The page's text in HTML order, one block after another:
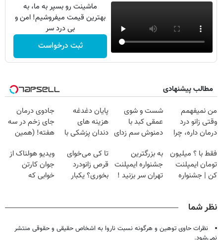
ماشینت رو بسپر به ما، به
بهترین قیمت میفروشیم! امن و
بی درد سر
ثبت درخواست
مطالب پیشنهادی
من نمیفهمم
وقتی زانو درد
درمان داره، چرا
تحمل میکنی؟❗
شست و شوی
عمقی کبد با
دمنوش سم زدای
پایان دغدغه
هزینه های
دندان پزشکی با
خانگی
جادوی درمان
جای زخم در سه
هفته! (همین
صحبت کنید)
فقط با ؟ میلیون
تومان ایمپلنت
کن | جشنواره
به بزرگترین
جشنواره ایمپلنت
تهران سر بزنید !
تا کی می‌خوای
قرص زانودرد
بخوری؟ یکبار
ویدیو هولناک از
جوان کارتن
خوابی که
نظر شما
نظرات حاوی توهین و هرگونه نسبت ناروا به اشخاص حقیقی و حقوقی منتشر